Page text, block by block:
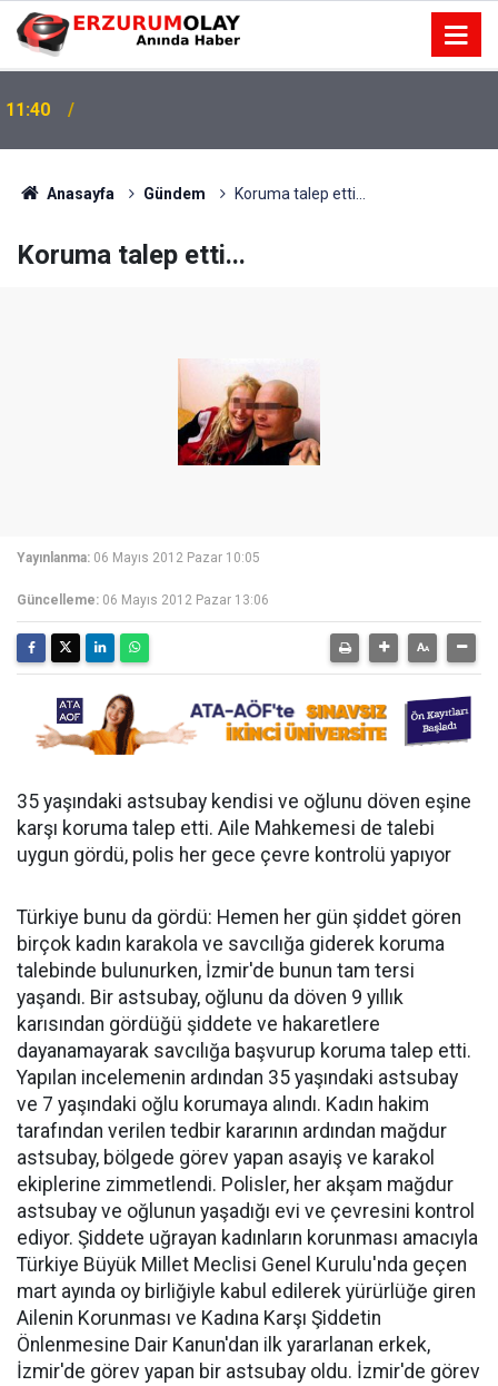
11:40
Anasayfa Gündem Koruma talep etti...
Koruma talep etti...
Yayınlanma: 06 Mayıs 2012 Pazar 10:05
Güncelleme: 06 Mayıs 2012 Pazar 13:06
35 yaşındaki astsubay kendisi ve oğlunu döven eşine
karşı koruma talep etti. Aile Mahkemesi de talebi
uygun gördü, polis her gece çevre kontrolü yapıyor
Türkiye bunu da gördü: Hemen her gün şiddet gören
birçok kadın karakola ve savcılığa giderek koruma
talebinde bulunurken, İzmir'de bunun tam tersi
yaşandı. Bir astsubay, oğlunu da döven 9 yıllık
karısından gördüğü şiddete ve hakaretlere
dayanamayarak savcılığa başvurup koruma talep etti.
Yapılan incelemenin ardından 35 yaşındaki astsubay
ve 7 yaşındaki oğlu korumaya alındı. Kadın hakim
tarafından verilen tedbir kararının ardından mağdur
astsubay, bölgede görev yapan asayiş ve karakol
ekiplerine zimmetlendi. Polisler, her akşam mağdur
astsubay ve oğlunun yaşadığı evi ve çevresini kontrol
ediyor. Şiddete uğrayan kadınların korunması amacıyla
Türkiye Büyük Millet Meclisi Genel Kurulu'nda geçen
mart ayında oy birliğiyle kabul edilerek yürürlüğe giren
Ailenin Korunması ve Kadına Karşı Şiddetin
Önlenmesine Dair Kanun'dan ilk yararlanan erkek,
İzmir'de görev yapan bir astsubay oldu. İzmir'de görev